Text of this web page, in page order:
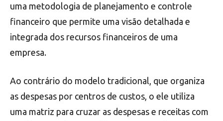
uma metodologia de planejamento e controle
financeiro que permite uma visão detalhada e
integrada dos recursos financeiros de uma
empresa.
Ao contrário do modelo tradicional, que organiza
as despesas por centros de custos, o ele utiliza
uma matriz para cruzar as despesas e receitas com